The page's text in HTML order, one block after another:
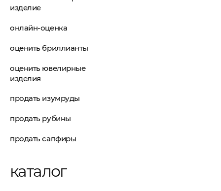
изделие
онлайн-оценка
оценить бриллианты
оценить ювелирные
изделия
продать изумруды
продать рубины
продать сапфиры
каталог